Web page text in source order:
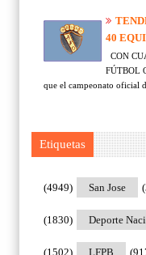
40
CON
FÚTBOL
que el campeonato oficial
Etiquetas
San Jose
(4949)
Deporte
(1830)
LFPB
(1502)